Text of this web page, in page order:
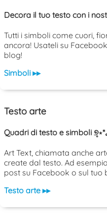
Decora il tuo testo con i
Tutti i simboli come cuori,
ancora! Usateli su
blog!
Simboli ▸▸
Testo arte
Quadri di testo e simboli ୭̥⋆*
Art Text, chiamata anche
create dal testo. Ad
post su Facebook o sul tuo
Testo arte ▸▸